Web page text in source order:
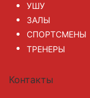
УШУ
ЗАЛЫ
СПОРТСМЕНЫ
ТРЕНЕРЫ
Контакты